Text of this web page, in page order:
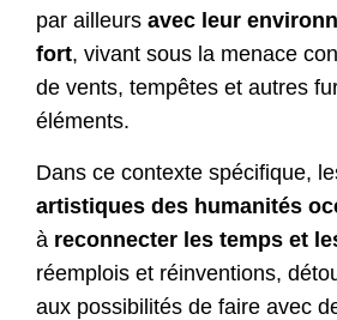
par ailleurs avec leur
fort, vivant sous la menace
de vents, tempêtes et autres
éléments.
Dans ce contexte spécifique,
artistiques des humanités
à reconnecter les temps et
réemplois et réinventions,
aux possibilités de faire avec